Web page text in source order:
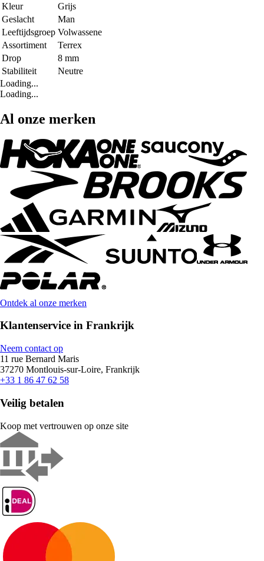
Kleur
Grijs
Geslacht
Man
Leeftijdsgroep Volwassene
Assortiment
Terrex
Drop
8 mm
Stabiliteit
Neutre
Loading...
Loading...
Al onze merken
Ontdek al onze merken
Klantenservice in Frankrijk
Neem contact op
11 rue Bernard Maris
37270 Montlouis-sur-Loire, Frankrijk
+33 1 86 47 62 58
Veilig betalen
Koop met vertrouwen op onze site